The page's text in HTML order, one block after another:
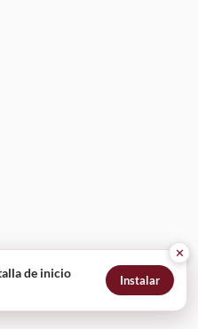
de inicio Instalar
✕